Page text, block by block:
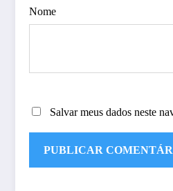
Nome
Salvar meus dados neste